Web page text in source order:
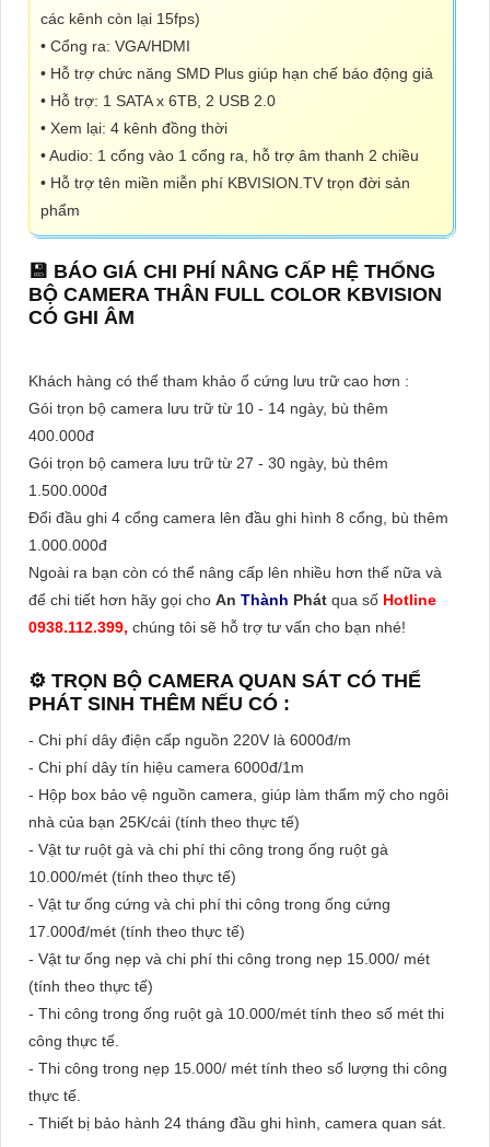
các kênh còn lại 15fps)
• Cổng ra: VGA/HDMI
• Hỗ trợ chức năng SMD Plus giúp hạn chế báo động giả
• Hỗ trợ: 1 SATA x 6TB, 2 USB 2.0
• Xem lại: 4 kênh đồng thời
• Audio: 1 cổng vào 1 cổng ra, hỗ trợ âm thanh 2 chiều
• Hỗ trợ tên miền miễn phí KBVISION.TV trọn đời sản
phẩm
💾 BÁO GIÁ CHI PHÍ NÂNG CẤP HỆ THỐNG
BỘ CAMERA THÂN FULL COLOR KBVISION
CÓ GHI ÂM
Khách hàng có thể tham khảo ổ cứng lưu trữ cao hơn :
Gói trọn bộ camera lưu trữ từ 10 - 14 ngày, bù thêm
400.000đ
Gói trọn bộ camera lưu trữ từ 27 - 30 ngày, bù thêm
1.500.000đ
Đổi đầu ghi 4 cổng camera lên đầu ghi hình 8 cổng, bù thêm
1.000.000đ
Ngoài ra bạn còn có thể nâng cấp lên nhiều hơn thế nữa và
để chi tiết hơn hãy gọi cho An Thành Phát qua số Hotline
0938.112.399, chúng tôi sẽ hỗ trợ tư vấn cho bạn nhé!
⚙ TRỌN BỘ CAMERA QUAN SÁT CÓ THỂ
PHÁT SINH THÊM NẾU CÓ :
- Chi phí dây điện cấp nguồn 220V là 6000đ/m
- Chi phí dây tín hiệu camera 6000đ/1m
- Hộp box bảo vệ nguồn camera, giúp làm thẩm mỹ cho ngôi
nhà của bạn 25K/cái (tính theo thực tế)
- Vật tư ruột gà và chi phí thi công trong ống ruột gà
10.000/mét (tính theo thực tế)
- Vật tư ống cứng và chi phí thi công trong ống cứng
17.000đ/mét (tính theo thực tế)
- Vật tư ống nẹp và chi phí thi công trong nẹp 15.000/ mét
(tính theo thực tế)
- Thi công trong ống ruột gà 10.000/mét tính theo số mét thi
công thực tế.
- Thi công trong nẹp 15.000/ mét tính theo số lượng thi công
thực tế.
- Thiết bị bảo hành 24 tháng đầu ghi hình, camera quan sát.